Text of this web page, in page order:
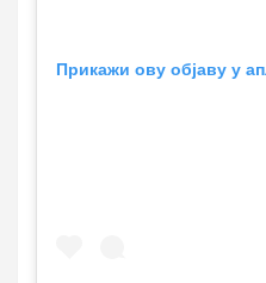
Прикажи ову објаву у